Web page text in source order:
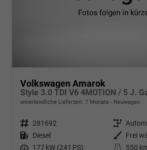
Volkswagen Amarok
Style 3.0 TDI V6 4MOTION / 5 J.
unverbindliche Lieferzeit: 7 Monate Neuwagen
Fahrzeugnr. 281692 Getriebe
Kraftstoff Diesel Außenfarbe
Frei
Leistung 177 kW (241 PS) Kilometerstand 550